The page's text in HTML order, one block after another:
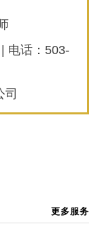
电话：503-
司
更多服务